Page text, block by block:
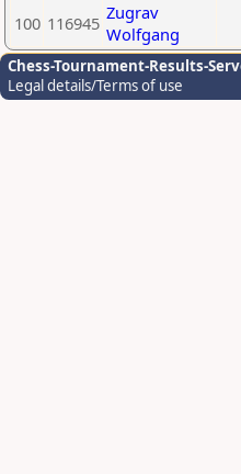
100 116945 Zugrav
Wolfgang
Chess-Tournament-Results-
Legal details/Terms of use